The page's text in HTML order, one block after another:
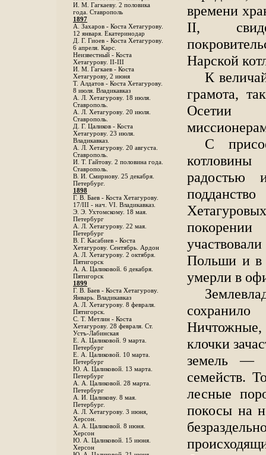
И. М. Гагкаеву. 2 половика
года. Ставрополь
1897
А. Захаров - Коста Хетагурову.
12 января. Екатеринодар
Д. Г. Гиоев - Коста Хетагурову.
6 апреля. Карс.
Неизвестный - Коста
Хетагурову. II-III
И. М. Гагкаев - Коста
Хетагурову, 2 июня
Т. Алдатов - Коста Хетагурову.
8 июля. Владикавказ
А. Л. Хетагурову. 18 июля.
Ставрополь.
А. Л. Хетагурову. 20 июля.
Ставрополь.
Д. Г. Цаликов - Коста
Хетагурову. 23 июля.
Владикавказ.
А. Л. Хетагурову. 20 августа.
Ставрополь.
И. Т. Гайтову. 2 половина года.
Ставрополь.
В. И. Смирнову. 25 декабря.
Петербург.
1898
Г. В. Баев - Коста Хетагурову.
17/III - нач. VI. Владикавказ.
Э. Э. Ухтомскому. 18 мая.
Петербург
A. Л. Хетагурову. 22 мая.
Петербург
B. Г. Касабиев - Коста
Хетагурову. Сентябрь. Ардон
А. Л. Хетагурову. 2 октября.
Пятигорск
А. А. Цаликовой. 6 декабря.
Пятигорск
1899
Г. В. Баев - Коста Хетагурову.
Январь. Владикавказ
А. Л. Хетагурову. 8 февраля.
Пятигорск.
С. Т. Метлин - Коста
Хетагурову. 28 февраля. Ст.
Устъ-Лабинская
Е. А. Цаликовой. 9 марта.
Петербург
Е. А. Цаликовой. 10 марта.
Петербург
Ю. А. Цаликовой. 13 марта.
Петербург
А. А. Цаликовой. 28 марта.
Петербург
А. И. Цаликову. 8 мая.
Петербург.
А. Л. Хетагурову. 3 июня,
Херсон.
А. А. Цаликовой. 8 июня.
Херсон
Ю. А. Цаликовой. 15 июня.
Херсон
времени
II,
Нарской
К
грамота,
Осетии
С
Польши и в
умерли в
Ничтожные,
клочки
земель —
семейств.
лесные
покосы на